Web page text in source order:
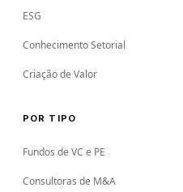
ESG
Conhecimento Setorial
Criação de Valor
POR TIPO
Fundos de VC e PE
Consultoras de M&A